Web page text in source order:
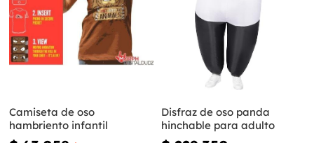
Camiseta de oso
hambriento infantil
Disfraz de oso panda
hinchable para adulto